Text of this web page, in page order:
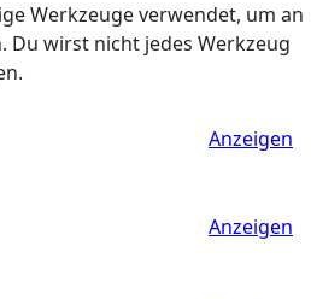
Werkzeuge verwendet, um an
Du wirst nicht jedes Werkzeug
Anzeigen
Anzeigen